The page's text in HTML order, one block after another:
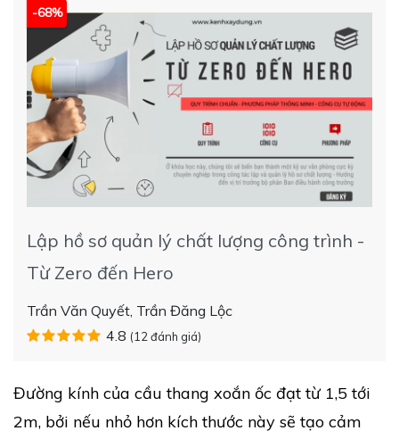
-68%
Lập hồ sơ quản lý chất lượng công trình -
Từ Zero đến Hero
Trần Văn Quyết, Trần Đăng Lộc
4.8 (12 đánh giá)
Đường kính của cầu thang xoắn ốc đạt từ 1,5 tới
2m, bởi nếu nhỏ hơn kích thước này sẽ tạo cảm